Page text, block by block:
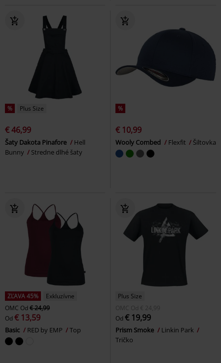
% Plus Size
€ 46,99
Šaty Dakota Pinafore
Hell
Bunny
Stredne dlhé šaty
%
€ 10,99
Wooly Combed Flexfit Šiltovka
ZĽAVA 45%
Exkluzívne
OMC Od € 24,99
Od € 13,59
Basic RED by EMP Top
Plus Size
OMC Od € 24,99
Od € 19,99
Prism Smoke
Linkin Park
Tričko